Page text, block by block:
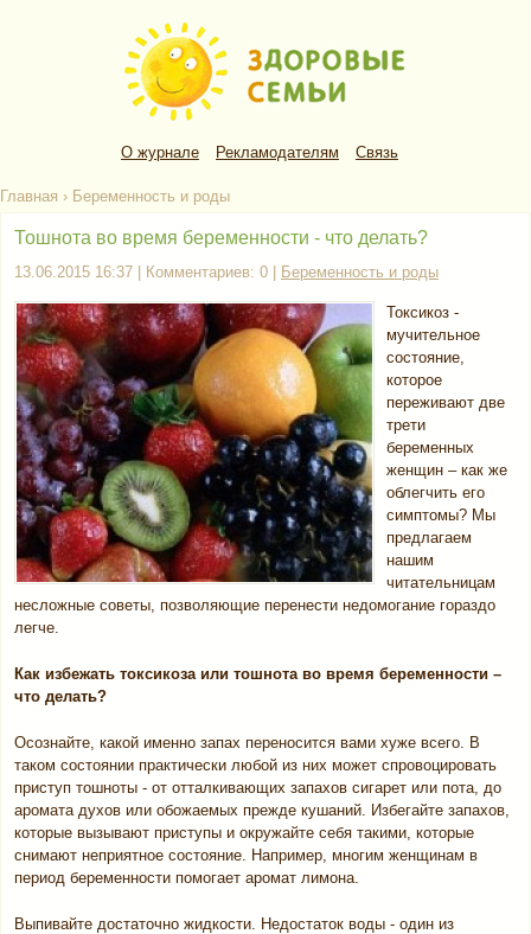
О журнале Рекламодателям Связь
Главная › Беременность и роды
Тошнота во время беременности - что делать?
13.06.2015 16:37 | Комментариев: 0 | Беременность и роды
Токсикоз -
мучительное
состояние,
которое
переживают две
трети
беременных
женщин – как же
облегчить его
симптомы? Мы
предлагаем
нашим
читательницам
несложные советы, позволяющие перенести недомогание гораздо
легче.
Как избежать токсикоза или тошнота во время беременности –
что делать?
Осознайте, какой именно запах переносится вами хуже всего. В
таком состоянии практически любой из них может спровоцировать
приступ тошноты - от отталкивающих запахов сигарет или пота, до
аромата духов или обожаемых прежде кушаний. Избегайте запахов,
которые вызывают приступы и окружайте себя такими, которые
снимают неприятное состояние. Например, многим женщинам в
период беременности помогает аромат лимона.
Выпивайте достаточно жидкости. Недостаток воды - один из